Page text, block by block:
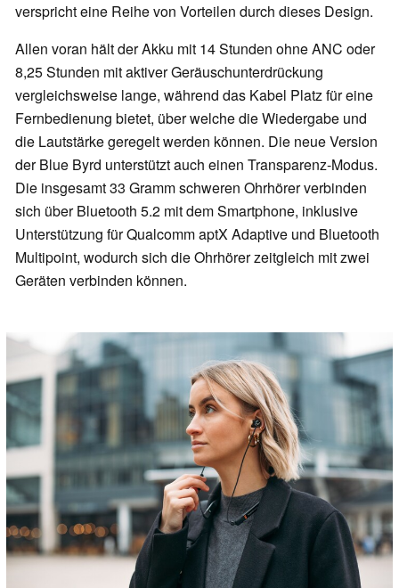
verspricht eine Reihe von Vorteilen durch dieses Design.
Allen voran hält der Akku mit 14 Stunden ohne ANC oder
8,25 Stunden mit aktiver Geräuschunterdrückung
vergleichsweise lange, während das Kabel Platz für eine
Fernbedienung bietet, über welche die Wiedergabe und
die Lautstärke geregelt werden können. Die neue Version
der Blue Byrd unterstützt auch einen Transparenz-Modus.
Die insgesamt 33 Gramm schweren Ohrhörer verbinden
sich über Bluetooth 5.2 mit dem Smartphone, inklusive
Unterstützung für Qualcomm aptX Adaptive und Bluetooth
Multipoint, wodurch sich die Ohrhörer zeitgleich mit zwei
Geräten verbinden können.